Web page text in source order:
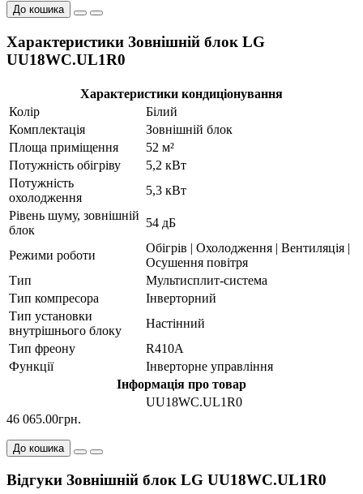
До кошика
Характеристики Зовнішній блок LG
UU18WC.UL1R0
Характеристики кондиціонування
Колір
Білий
Комплектація
Зовнішній блок
Площа приміщення
52 м²
Потужність обігріву
5,2 кВт
Потужність
охолодження
5,3 кВт
Рівень шуму, зовнішній
блок
54 дБ
Режими роботи
Обігрів | Охолодження | Вентиляція |
Осушення повітря
Тип
Мультисплит-система
Тип компресора
Інверторний
Тип установки
внутрішнього блоку
Настінний
Тип фреону
R410А
Функції
Інверторне управління
Інформація про товар
UU18WC.UL1R0
46 065.00грн.
До кошика
Відгуки Зовнішній блок LG UU18WC.UL1R0